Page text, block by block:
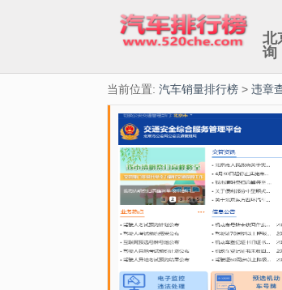
北
询
当前位置: 汽车销量排行榜 > 违章